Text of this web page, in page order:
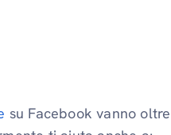
su Facebook vanno